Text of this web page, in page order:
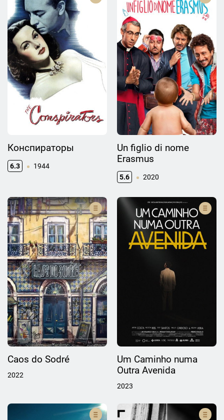
Конспираторы
6.3 1944
Un figlio di nome
Erasmus
5.6 2020
Caos do Sodré
2022
Um Caminho numa
Outra Avenida
2023